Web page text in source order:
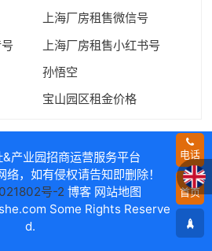
上海厂房租售微信号
上海厂房租售小红书号
孙悟空
宝山园区租金价格
产业园招商运营服务平台
，如有侵权请告知即删除！
号-2 博客 网站地图
Some Rights Reserve
d.
电话
首页